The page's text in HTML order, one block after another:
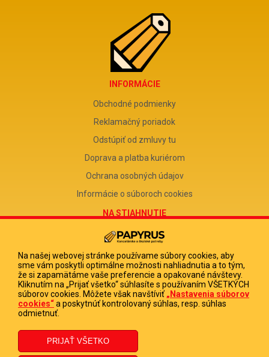
INFORMÁCIE
Obchodné podmienky
Reklamačný poriadok
Odstúpiť od zmluvy tu
Doprava a platba kuriérom
Ochrana osobných údajov
Informácie o súboroch cookies
NA STIAHNUTIE
Reklamačný formulár
Odstúpenie od zmluvy
Poučenie o odstúpení od zmluvy
FIRMA
PAPYRUS POPRAD, s.r.o.
DIČ 2020513880
Na našej webovej stránke používame súbory cookies, aby
sme vám poskytli optimálne možnosti nahliadnutia a to tým,
že si zapamätáme vaše preferencie a opakované návštevy.
Kliknutím na „Prijať všetko“ súhlasíte s používaním VŠETKÝCH
súborov cookies. Môžete však navštíviť „Nastavenia súborov
cookies“a poskytnúť kontrolovaný súhlas, resp. súhlas
odmietnuť.